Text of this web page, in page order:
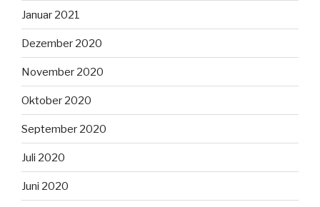
Januar 2021
Dezember 2020
November 2020
Oktober 2020
September 2020
Juli 2020
Juni 2020